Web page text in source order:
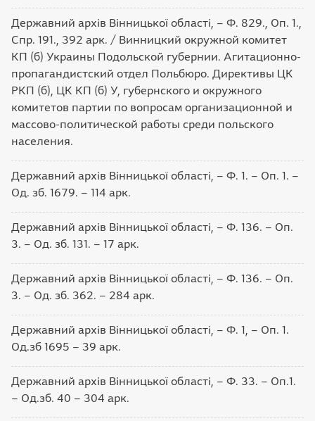
Державний архів Вінницької області, – Ф. 829., Оп. 1.,
Спр. 191., 392 арк. / Винницкий окружной комитет
КП (б) Украины Подольской губернии. Агитационно-
пропагандистский отдел Польбюро. Директивы ЦК
РКП (б), ЦК КП (б) У, губернского и окружного
комитетов партии по вопросам организационной и
массово-политической работы среди польского
населения.
Державний архів Вінницької області, – Ф. 1. – Оп. 1. –
Од. зб. 1679. – 114 арк.
Державний архів Вінницької області, – Ф. 136. – Оп.
3. – Од. зб. 131. – 17 арк.
Державний архів Вінницької області, – Ф. 136. – Оп.
3. – Од. зб. 362. – 284 арк.
Державний архів Вінницької області, – Ф. 1, – Оп. 1.
Од.зб 1695 – 39 арк.
Державний архів Вінницької області, – Ф. 33. – Оп.1.
– Од.зб. 40 – 304 арк.